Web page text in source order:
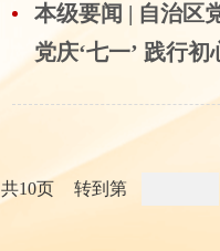
本级要闻 | 自治区
党庆‘七一’ 践行
共10页 转到第